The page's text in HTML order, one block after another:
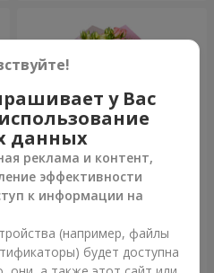
Микс "Планета роз" из 51
7 528 грн
у Вас
данных
реклама и контент,
эффективности
к информации на
(например, файлы
будет доступна